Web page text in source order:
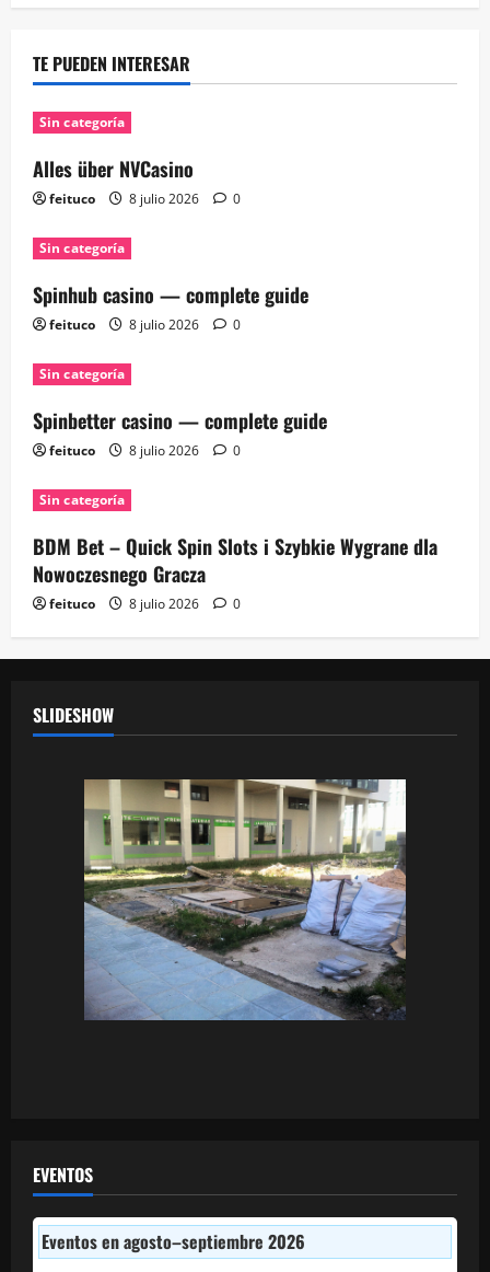
TE PUEDEN INTERESAR
Sin categoría
Alles über NVCasino
feituco 8 julio 2026 0
Sin categoría
Spinhub casino — complete guide
feituco 8 julio 2026 0
Sin categoría
Spinbetter casino — complete guide
feituco 8 julio 2026 0
Sin categoría
BDM Bet – Quick Spin Slots i Szybkie Wygrane dla
Nowoczesnego Gracza
feituco 8 julio 2026 0
SLIDESHOW
EVENTOS
Eventos en agosto–septiembre 2026